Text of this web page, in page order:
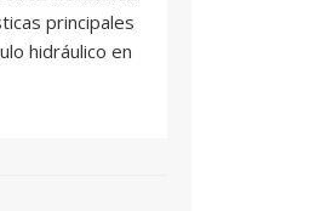
principales
hidráulico en